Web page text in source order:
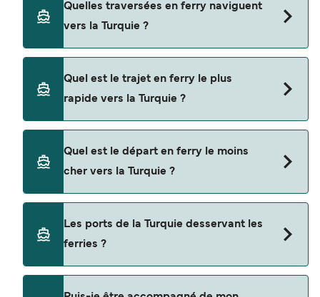
Quelles traversées en ferry naviguent
vers la Turquie ?
Cos
Rhodes
Chios
Mytilene
Vathi
Leros
Quel est le trajet en ferry le plus
rapide vers la Turquie ?
Turquie est sur la route Chios - Cesme, avec une
durée du trajet d’environ 20 minutes.
Quel est le départ en ferry le moins
cher vers la Turquie ?
Turquie coûte $42 sur la route Cos - Turgutreis.
Prix hors frais de réservation.
Les ports de la Turquie desservant les
ferries ?